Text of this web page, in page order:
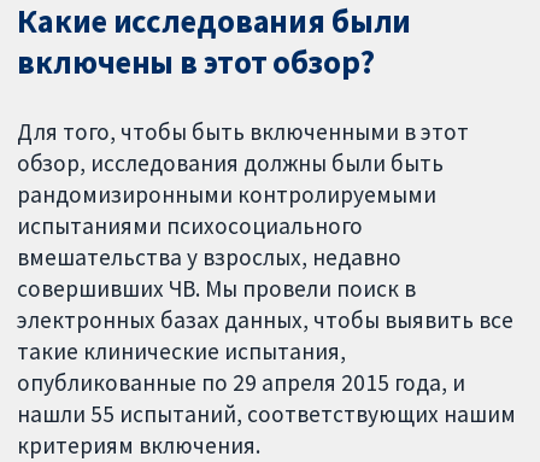
Какие исследования были
включены в этот обзор?
Для того, чтобы быть включенными в этот
обзор, исследования должны были быть
рандомизиронными контролируемыми
испытаниями психосоциального
вмешательства у взрослых, недавно
совершивших ЧВ. Мы провели поиск в
электронных базах данных, чтобы выявить все
такие клинические испытания,
опубликованные по 29 апреля 2015 года, и
нашли 55 испытаний, соответствующих нашим
критериям включения.